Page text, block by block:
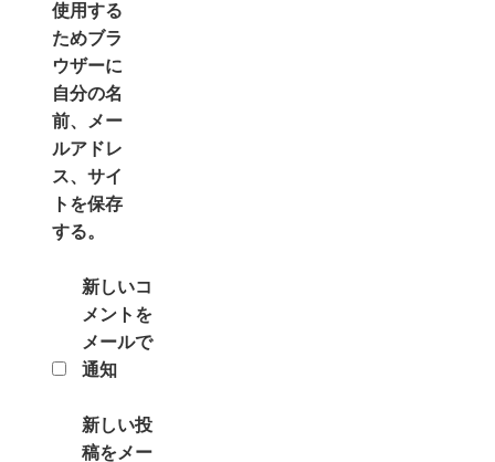
使用する
ためブラ
ウザーに
自分の名
前、メー
ルアドレ
ス、サイ
トを保存
する。
新しいコ
メントを
メールで
通知
新しい投
稿をメー